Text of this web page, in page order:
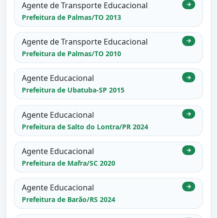
Agente de Transporte Educacional
Prefeitura de Palmas/TO 2013
→
Agente de Transporte Educacional
Prefeitura de Palmas/TO 2010
→
Agente Educacional
Prefeitura de Ubatuba-SP 2015
→
Agente Educacional
Prefeitura de Salto do Lontra/PR 2024
→
Agente Educacional
Prefeitura de Mafra/SC 2020
→
Agente Educacional
Prefeitura de Barão/RS 2024
→